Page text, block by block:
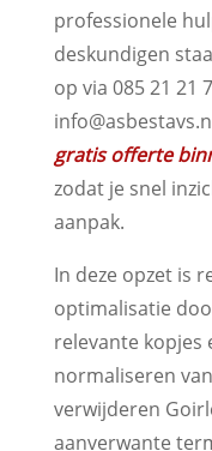
professionele
deskundigen
op via 085 21 21
gratis offerte
zodat je snel
aanpak.
In deze opzet is
optimalisatie
relevante kopjes
normaliseren
verwijderen
aanverwante